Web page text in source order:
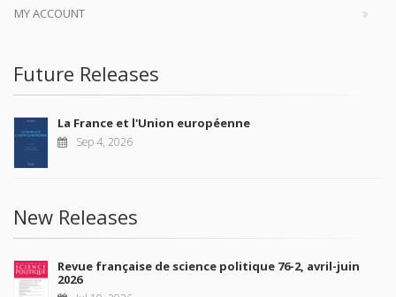
MY ACCOUNT
Future Releases
La France et l'Union européenne
Sep 4, 2026
New Releases
Revue française de science politique 76-2, avril-juin
2026